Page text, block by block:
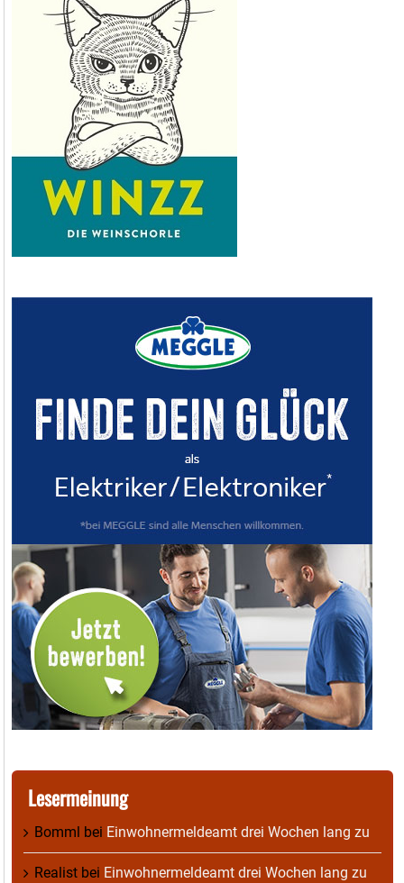
Lesermeinung
Bomml bei Einwohnermeldeamt drei Wochen lang zu
Realist bei Einwohnermeldeamt drei Wochen lang zu